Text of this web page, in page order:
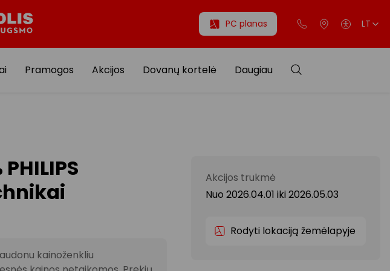
PC planas LT
Pramogos Akcijos Dovanų kortelė Daugiau
kainoženkliu
Akcijos trukmė
Nuo 2026.04.01 iki 2026.05.03
Rodyti lokaciją žemėlapyje